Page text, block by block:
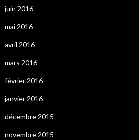
juin 2016
mai 2016
avril 2016
mars 2016
février 2016
janvier 2016
décembre 2015
novembre 2015